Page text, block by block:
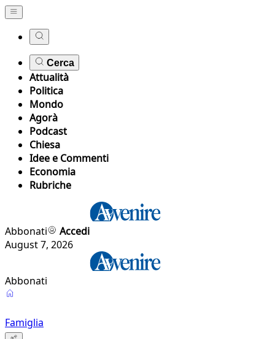
Cerca
Attualità
Politica
Mondo
Agorà
Podcast
Chiesa
Idee e Commenti
Economia
Rubriche
Abbonati
Accedi
August 7, 2026
Abbonati
Famiglia